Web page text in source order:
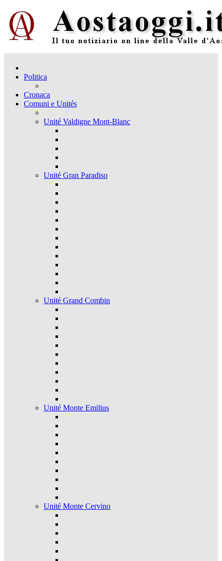
Politica
Cronaca
Comuni e Unités
Unité Valdigne Mont-Blanc
Unité Gran Paradiso
Unité Grand Combin
Unité Monte Emilius
Unité Monte Cervino